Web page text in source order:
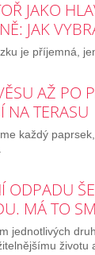
JAKO
JAK
je příjemná,
AŽ PO
NA TERASU
každý
ODPADU
MÁ TO
jednotlivých
životu